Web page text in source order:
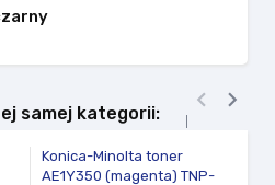
samej kategorii:
Konica-Minolta toner
AE1Y350 (magenta) TNP-
 